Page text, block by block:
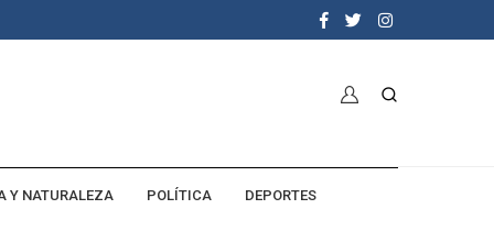
Y NATURALEZA POLÍTICA DEPORTES